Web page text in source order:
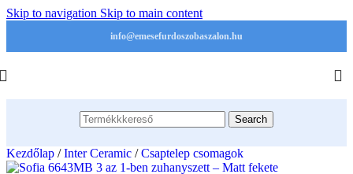
Skip to navigation Skip to main content
info@emesefurdoszobaszalon.hu
Search
Kezdőlap / Inter Ceramic / Csaptelep csomagok